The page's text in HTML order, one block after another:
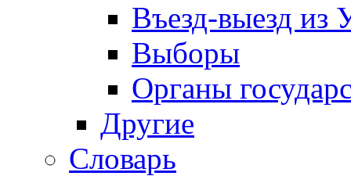
Въезд-выезд из
Выборы
Органы
Другие
Словарь